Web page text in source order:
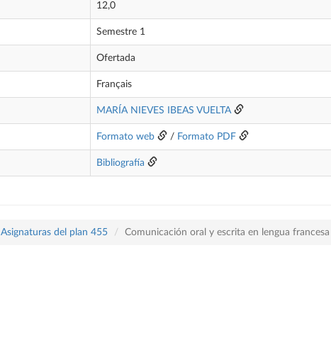
12,0
Semestre 1
Ofertada
Français
MARÍA NIEVES IBEAS VUELTA
Formato web / Formato PDF
Bibliografía
Asignaturas del plan 455 Comunicación oral y escrita en lengua francesa I